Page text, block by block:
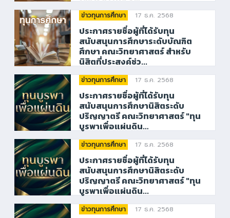
ข่าวทุนการศึกษา 17 ธ.ค. 2568
ประกาศรายชื่อผู้ที่ได้รับทุน
สนับสนุนการศึกษาระดับบัณฑิต
ศึกษา คณะวิทยาศาสตร์ สำหรับ
นิสิตที่ประสงค์ช่ว...
ข่าวทุนการศึกษา 17 ธ.ค. 2568
ประกาศรายชื่อผู้ที่ได้รับทุน
สนับสนุนการศึกษานิสิตระดับ
ปริญญาตรี คณะวิทยาศาสตร์ "ทุน
บูรพาเพื่อแผ่นดิน…
ข่าวทุนการศึกษา 17 ธ.ค. 2568
ประกาศรายชื่อผู้ที่ได้รับทุน
สนับสนุนการศึกษานิสิตระดับ
ปริญญาตรี คณะวิทยาศาสตร์ "ทุน
บูรพาเพื่อแผ่นดิน...
ข่าวทุนการศึกษา 17 ธ.ค. 2568